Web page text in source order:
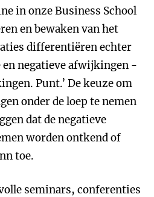
in onze Business School
en bewaken van het
differentiëren echter
negatieve afwijkingen -
Punt.’ De keuze om
onder de loep te nemen
dat de negatieve
worden ontkend of
toe.
seminars, conferenties